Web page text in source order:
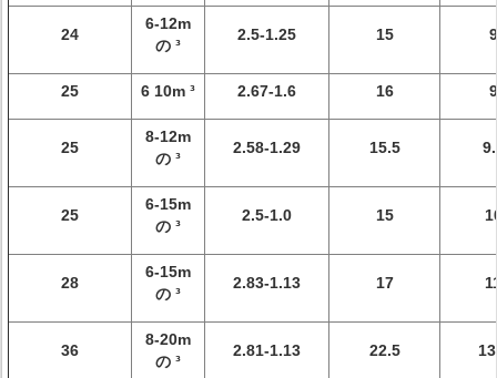
24
6-12m
の ³
2.5-1.25 15 9
25 6 10m ³ 2.67-1.6 16 9
25
8-12m
の ³
2.58-1.29 15.5
25
6-15m
の ³
2.5-1.0 15
28
6-15m
の ³
2.83-1.13 17
36
8-20m
の ³
2.81-1.13 22.5